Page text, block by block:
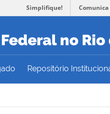
Simplifique! Comunica
no Rio
Repositório